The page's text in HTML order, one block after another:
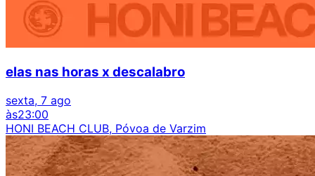
elas nas horas x descalabro
sexta, 7 ago
às23:00
HONI BEACH CLUB, Póvoa de Varzim